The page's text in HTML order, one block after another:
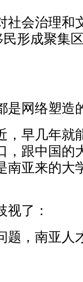
社会治理和
形成聚集
是网络塑造
，早几年就
，跟中国的
南亚来的大
视了：
题，南亚人